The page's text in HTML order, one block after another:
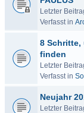
Letzter
Verfasst in
8 Schritte,
finden
Letzter
Verfasst in
Neujahr
Letzter